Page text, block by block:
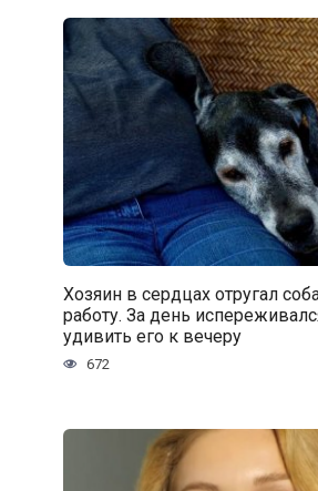
Хозяин в сердцах отругал
работу. За день
удивить его к вечеру
672